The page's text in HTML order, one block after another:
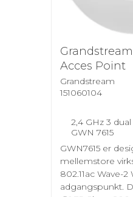
Acces Point
Grandstream
151060104
2,4 GHz 3
GWN 7615
GWN7615 er
mellemstore
802.11ac Wave-2
adgangspunkt.